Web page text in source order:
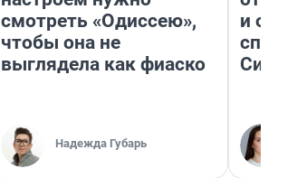
смотреть «Одиссею»,
чтобы она не
выглядела как фиаско
Надежда Губарь
и